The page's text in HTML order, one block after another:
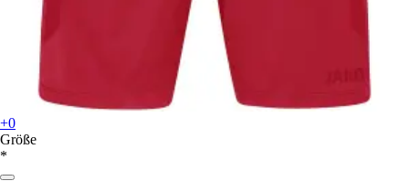
+0
Größe
*